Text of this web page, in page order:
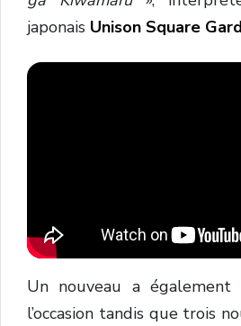
japonais Unison Square
Un nouveau a
l’occasion tandis que trois